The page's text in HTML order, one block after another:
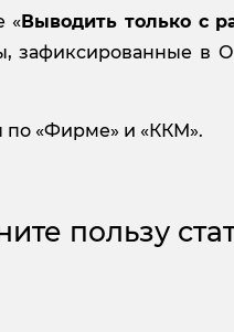
«Выводить только с
зафиксированные в
по «Фирме» и «ККМ».
пользу